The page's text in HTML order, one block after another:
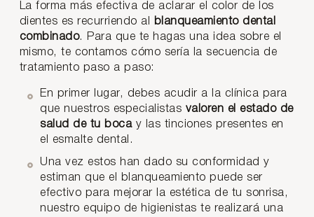
La forma más efectiva de aclarar el color de los
dientes es recurriendo al
blanqueamiento dental
combinado. Para que te hagas una idea sobre el
mismo, te contamos cómo sería la secuencia de
tratamiento paso a paso:
En primer lugar, debes acudir a la clínica para
que nuestros especialistas valoren el estado de
salud de tu bocay las tinciones presentes en
el esmalte dental.
Una vez estos han dado su conformidad y
estiman que el blanqueamiento puede ser
efectivo para mejorar la estética de tu sonrisa,
nuestro equipo de higienistas te realizará una